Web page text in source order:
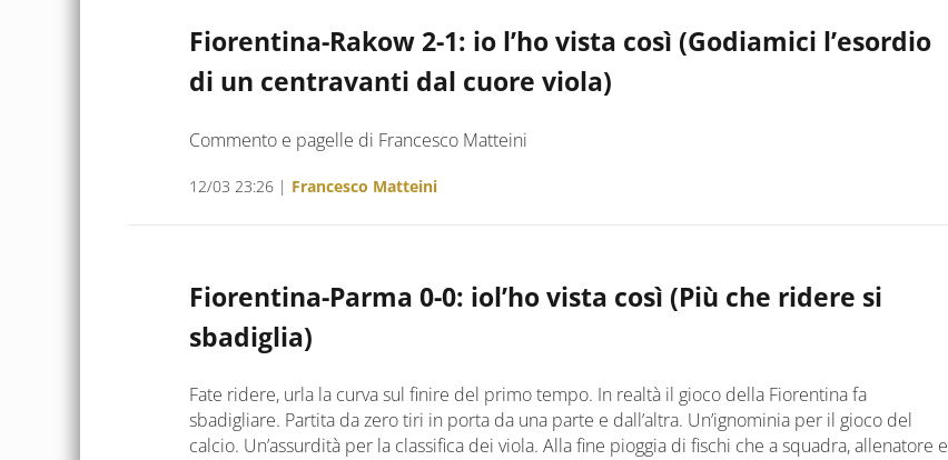
Fiorentina-Rakow 2-1: io l’ho vista così (Godiamici l’esordio
di un centravanti dal cuore viola)
Commento e pagelle di Francesco Matteini
12/03 23:26 | Francesco Matteini
Fiorentina-Parma 0-0: iol’ho vista così (Più che ridere si
sbadiglia)
Fate ridere, urla la curva sul finire del primo tempo. In realtà il gioco della Fiorentina fa
sbadigliare. Partita da zero tiri in porta da una parte e dall’altra. Un’ignominia per il gioco del
calcio. Un’assurdità per la classifica dei viola. Alla fine pioggia di fischi che a squadra, allenatore e